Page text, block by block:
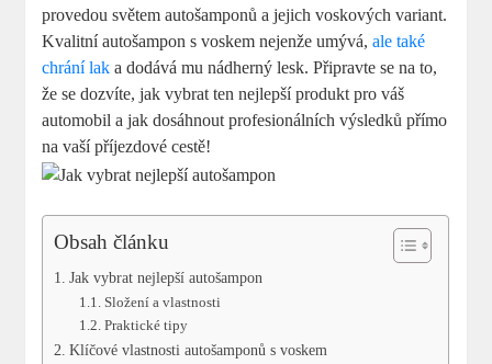
provedou světem autošamponů a jejich voskových variant.
Kvalitní autošampon s voskem nejenže umývá,ale také
chrání lak a dodává mu nádherný lesk. Připravte se na to,
že se dozvíte, jak vybrat ten nejlepší produkt pro váš
automobil a jak dosáhnout profesionálních výsledků přímo
na vaší příjezdové cestě!
Obsah článku
Jak vybrat nejlepší autošampon
Složení a vlastnosti
Praktické tipy
Klíčové vlastnosti autošamponů s voskem